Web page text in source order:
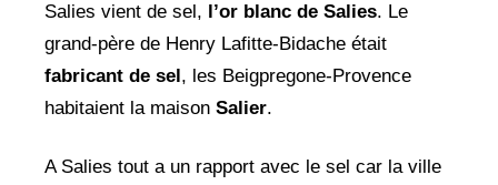
Salies vient de sel, l’or blanc de Salies. Le
grand-père de Henry Lafitte-Bidache était
fabricant de sel, les Beigpregone-Provence
habitaient la maison Salier.
A Salies tout a un rapport avec le sel car la ville